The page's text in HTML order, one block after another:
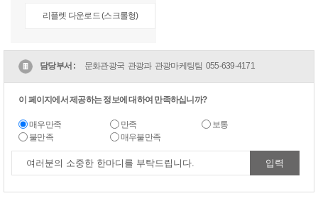
리플렛 다운로드 (스크롤형)
담당부서 : 문화관광국 관광과 관광마케팅팀 055-639-4171
이 페이지에서 제공하는 정보에 대하여 만족하십니까?
매우만족 만족
보통
불만족
매우불만족